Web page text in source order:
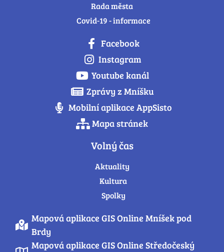
Rada města
Covid-19 - informace
Facebook
Instagram
Youtube kanál
Zprávy z Mníšku
Mobilní aplikace AppSisto
Mapa stránek
Volný čas
Aktuality
Kultura
Spolky
Mapová aplikace GIS Online Mníšek pod
Brdy
Mapová aplikace GIS Online Středočeský